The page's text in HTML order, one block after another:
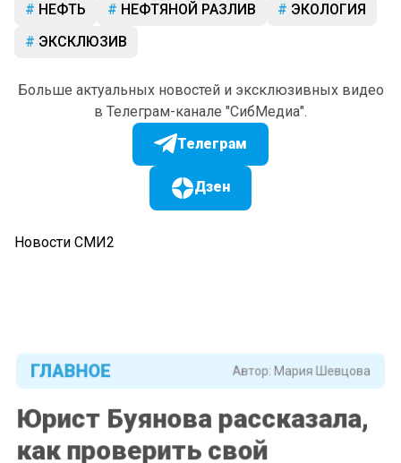
НЕФТЬ НЕФТЯНОЙ РАЗЛИВ
ЭКОЛОГИЯ
ЭКСКЛЮЗИВ
Больше актуальных новостей и эксклюзивных видео
в Телеграм-канале "СибМедиа".
Телеграм
Дзен
Новости СМИ2
Автор:Мария Шевцова
ГЛАВНОЕ
Юрист Буянова рассказала,
как проверить свой